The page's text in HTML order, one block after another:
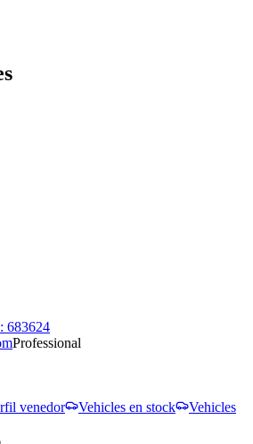
: 683624
Professional
venedor Vehicles en stock
Vehicles